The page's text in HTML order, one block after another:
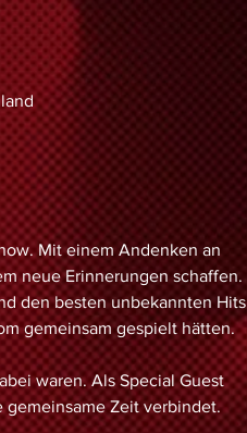
Mit einem Andenken an
neue Erinnerungen schaffen.
den besten unbekannten Hits
gemeinsam gespielt hätten.
waren. Als Special Guest
gemeinsame Zeit verbindet.